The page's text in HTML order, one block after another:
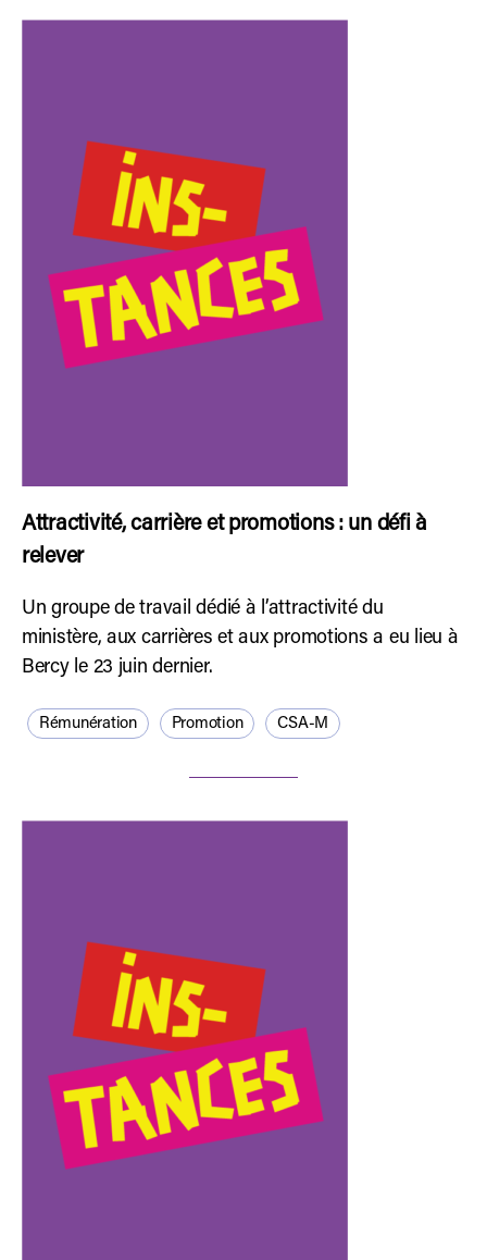
Attractivité, carrière et promotions : un défi à
relever
Un groupe de travail dédié à l’attractivité du
ministère, aux carrières et aux promotions a eu lieu à
Bercy le 23 juin dernier.
Rémunération Promotion CSA-M